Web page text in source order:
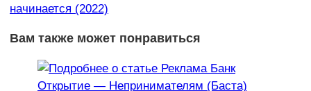
начинается (2022)
Вам также может понравиться